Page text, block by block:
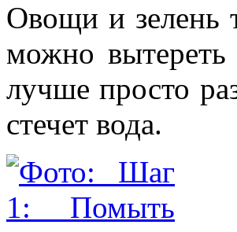
Овощи и зелень
можно вытереть
лучше просто
стечет вода.